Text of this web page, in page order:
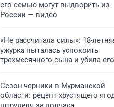
его семью могут выдворить из
России — видео
«Не рассчитала силы»: 18-
ужурка пыталась успокоить
трехмесячного сына и убила его
Сезон черники в Мурманской
области: рецепт хрустящего
штруделя за полчаса